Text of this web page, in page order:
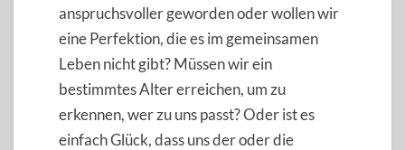
anspruchsvoller geworden oder wollen wir
eine Perfektion, die es im gemeinsamen
Leben nicht gibt? Müssen wir ein
bestimmtes Alter erreichen, um zu
erkennen, wer zu uns passt? Oder ist es
einfach Glück, dass uns der oder die